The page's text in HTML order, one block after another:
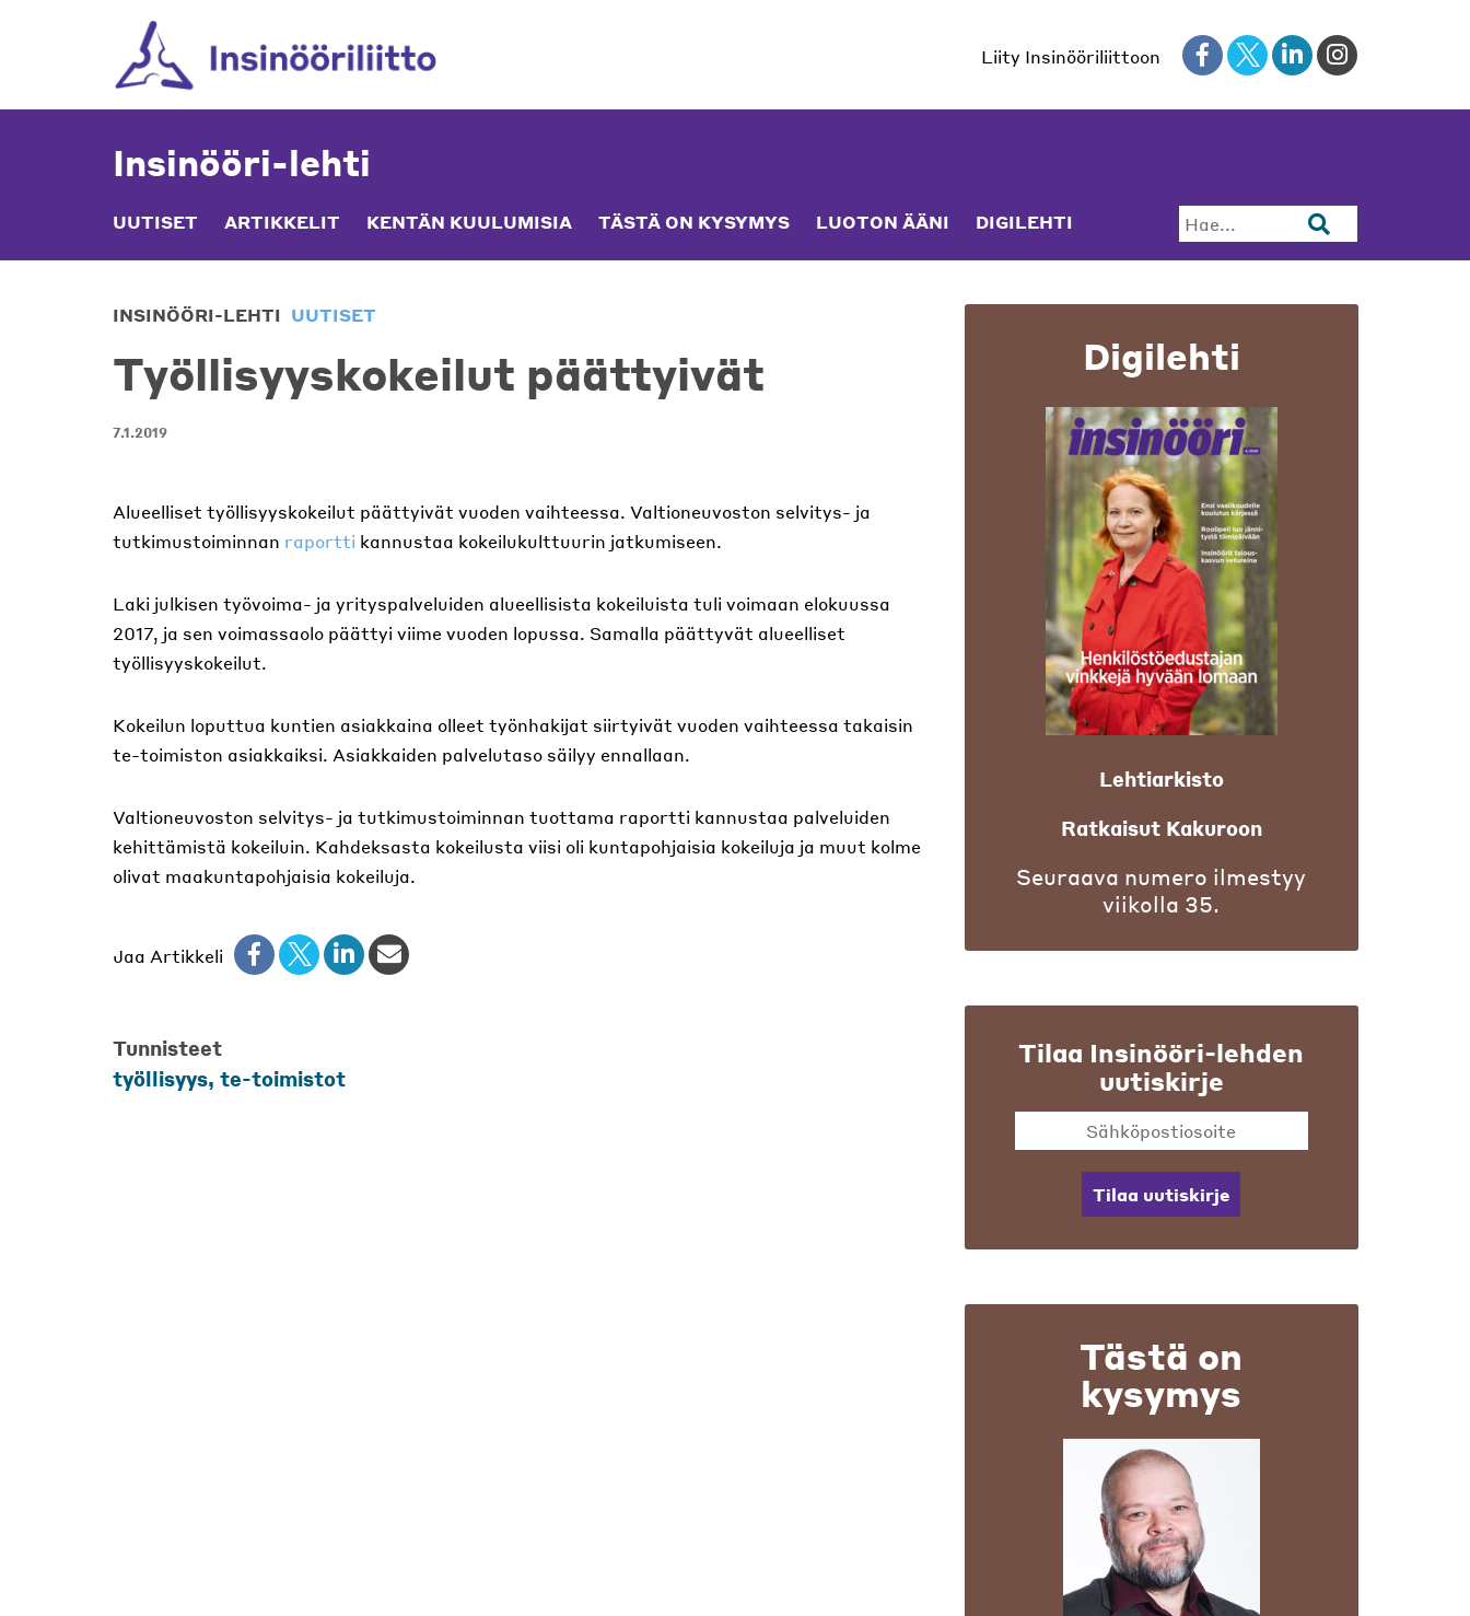
Liity Insinööriliittoon
Insinööri-lehti
UUTISET ARTIKKELIT KENTÄN KUULUMISIA TÄSTÄ ON KYSYMYS LUOTON ÄÄNI DIGILEHTI Hae...
INSINÖÖRI-LEHTI UUTISET
Työllisyyskokeilut päättyivät
7.1.2019
Alueelliset työllisyyskokeilut päättyivät vuoden vaihteessa. Valtioneuvoston selvitys- ja
tutkimustoiminnan raportti kannustaa kokeilukulttuurin jatkumiseen.
Laki julkisen työvoima- ja yrityspalveluiden alueellisista kokeiluista tuli voimaan elokuussa
2017, ja sen voimassaolo päättyi viime vuoden lopussa. Samalla päättyvät alueelliset
työllisyyskokeilut.
Kokeilun loputtua kuntien asiakkaina olleet työnhakijat siirtyivät vuoden vaihteessa takaisin
te-toimiston asiakkaiksi. Asiakkaiden palvelutaso säilyy ennallaan.
Valtioneuvoston selvitys- ja tutkimustoiminnan tuottama raportti kannustaa palveluiden
kehittämistä kokeiluin. Kahdeksasta kokeilusta viisi oli kuntapohjaisia kokeiluja ja muut kolme
olivat maakuntapohjaisia kokeiluja.
Jaa Artikkeli
Tunnisteet
työllisyys, te-toimistot
Digilehti
Lehtiarkisto
Ratkaisut Kakuroon
Seuraava numero ilmestyy
viikolla 35.
Tilaa Insinööri-lehden
uutiskirje
Tilaa uutiskirje
Tästä on
kysymys